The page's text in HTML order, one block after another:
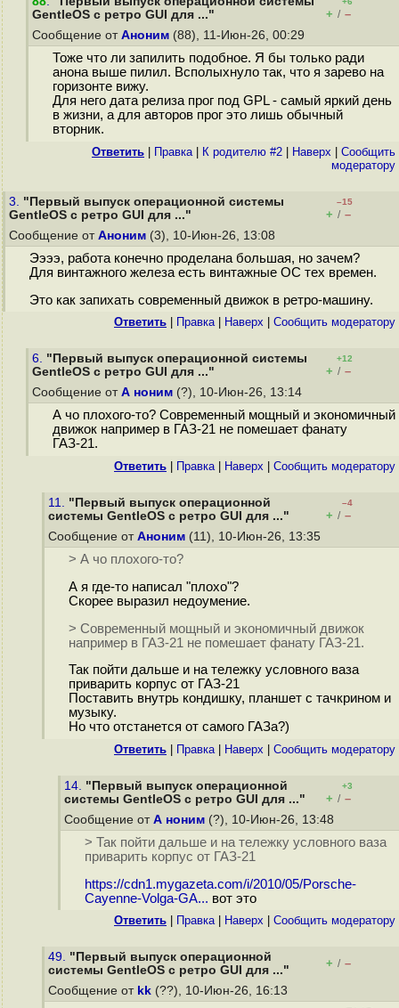
GentleOS с ретро GUI для ..."
+ / –
Сообщение от Аноним (88), 11-Июн-26, 00:29
Тоже что ли запилить подобное. Я бы только ради
анона выше пилил. Всполыхнуло так, что я зарево на
горизонте вижу.
Для него дата релиза прог под GPL - самый яркий день
в жизни, а для авторов прог это лишь обычный
вторник.
Ответить Правка| К родителю #2 Наверх
Cообщить
модератору
3. "Первый выпуск операционной системы
GentleOS с ретро GUI для ..."
–15
+ / –
Сообщение от Аноним (3), 10-Июн-26, 13:08
Ээээ, работа конечно проделана большая, но зачем?
Для винтажного железа есть винтажные ОС тех времен.
Это как запихать современный движок в ретро-машину.
Ответить Правка| Наверх Cообщить модератору
6. "Первый выпуск операционной системы
GentleOS с ретро GUI для ..."
+12
+ / –
Сообщение от А ноним (?), 10-Июн-26, 13:14
А чо плохого-то? Современный мощный и экономичный
движок например в ГАЗ-21 не помешает фанату
ГАЗ-21.
Ответить Правка| Наверх Cообщить модератору
11. "Первый выпуск операционной
системы GentleOS с ретро GUI для ..."
–4
+ / –
Сообщение от Аноним (11), 10-Июн-26, 13:35
> А чо плохого-то?
А я где-то написал "плохо"?
Скорее выразил недоумение.
> Современный мощный и экономичный движок
например в ГАЗ-21 не помешает фанату ГАЗ-21.
Так пойти дальше и на тележку условного ваза
приварить корпус от ГАЗ-21
Поставить внутрь кондишку, планшет с тачкрином и
музыку.
Но что отстанется от самого ГАЗа?)
Ответить Правка| Наверх Cообщить модератору
14. "Первый выпуск операционной
системы GentleOS с ретро GUI для ..."
+3
+ / –
Сообщение от А ноним (?), 10-Июн-26, 13:48
> Так пойти дальше и на тележку условного ваза
приварить корпус от ГАЗ-21
https://cdn1.mygazeta.com/i/2010/05/Porsche-
Cayenne-Volga-GA... вот это
Ответить Правка| Наверх Cообщить модератору
49. "Первый выпуск операционной
системы GentleOS с ретро GUI для ..."
+ / –
Сообщение от kk (??), 10-Июн-26, 16:13